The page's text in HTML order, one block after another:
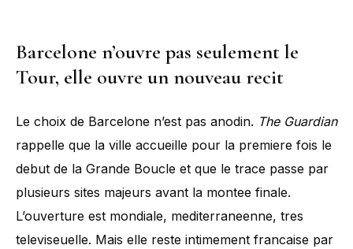
Barcelone n’ouvre pas seulement le
Tour, elle ouvre un nouveau recit
Le choix de Barcelone n’est pas anodin. The Guardian
rappelle que la ville accueille pour la premiere fois le
debut de la Grande Boucle et que le trace passe par
plusieurs sites majeurs avant la montee finale.
L’ouverture est mondiale, mediterraneenne, tres
televiseuelle. Mais elle reste intimement francaise par